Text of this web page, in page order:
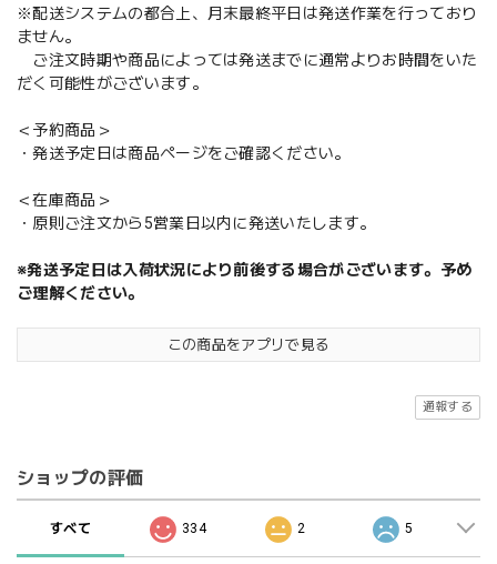
※配送システムの都合上、月末最終平日は発送作業を行っており
ません。
ご注文時期や商品によっては発送までに通常よりお時間をいた
だく可能性がございます。
＜予約商品＞
・発送予定日は商品ページをご確認ください。
＜在庫商品＞
・原則ご注文から5営業日以内に発送いたします。
※発送予定日は入荷状況により前後する場合がございます。予め
ご理解ください。
この商品をアプリで見る
通報する
ショップの評価
すべて 334 2 5